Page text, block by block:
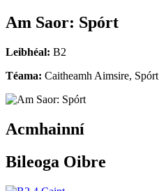
Am Saor: Spórt
Leibhéal: B2
Téama: Caitheamh Aimsire, Spórt
Acmhainní
Bileoga Oibre